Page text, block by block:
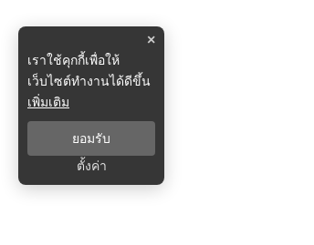
×
เราใช้คุกกี้เพื่อให้
เว็บไซต์ทำงานได้ดีขึ้น
เพิ่มเติม
ยอมรับ
ตั้งค่า